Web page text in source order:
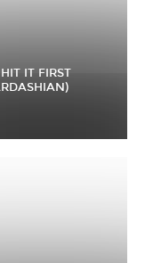
IT FIRST